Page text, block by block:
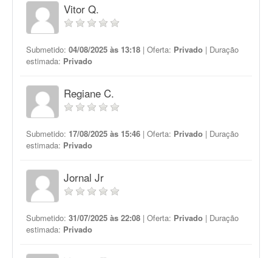
Vitor Q.
Submetido: 04/08/2025 às 13:18 | Oferta: Privado | Duração
estimada: Privado
Regiane C.
Submetido: 17/08/2025 às 15:46 | Oferta: Privado | Duração
estimada: Privado
Jornal Jr
Submetido: 31/07/2025 às 22:08 | Oferta: Privado | Duração
estimada: Privado